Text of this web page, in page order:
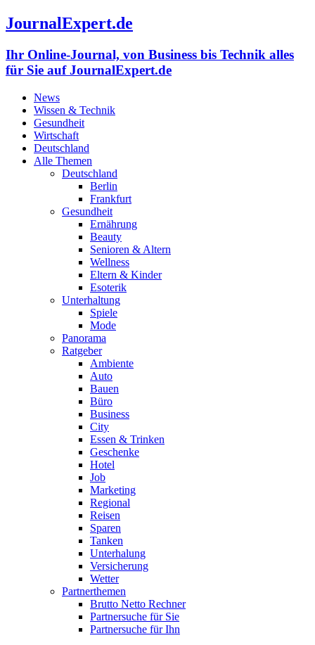
JournalExpert.de
Ihr Online-Journal, von Business bis Technik alles
für Sie auf JournalExpert.de
News
Wissen & Technik
Gesundheit
Wirtschaft
Deutschland
Alle Themen
Deutschland
Berlin
Frankfurt
Gesundheit
Ernährung
Beauty
Senioren & Altern
Wellness
Eltern & Kinder
Esoterik
Unterhaltung
Spiele
Mode
Panorama
Ratgeber
Ambiente
Auto
Bauen
Büro
Business
City
Essen & Trinken
Geschenke
Hotel
Job
Marketing
Regional
Reisen
Sparen
Tanken
Unterhalung
Versicherung
Wetter
Partnerthemen
Brutto Netto Rechner
Partnersuche für Sie
Partnersuche für Ihn